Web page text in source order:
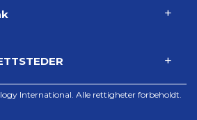
International. Alle rettigheter forbeholdt.